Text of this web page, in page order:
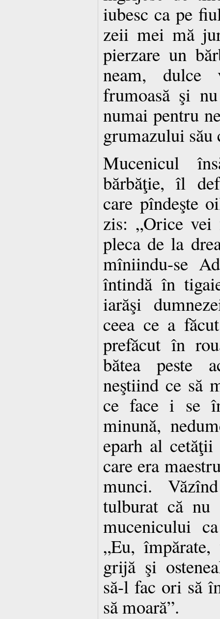
iubesc ca pe
zeii mei mă
pierzare un
neam,
frumoasă şi
numai pentru
grumazului
Mucenicul
bărbăţie, îl
care pîndeşte
zis: „Orice vei
pleca de la
mîniindu-se
întindă în
iarăşi
ceea ce a
prefăcut în
bătea peste
neştiind ce să
ce face i se
minună,
eparh al cetăţii
care era
munci.
tulburat că
mucenicului
„Eu,
grijă şi
să-l fac ori să
să moară”.